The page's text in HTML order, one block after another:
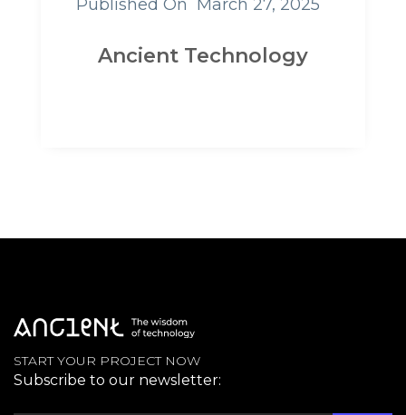
Published On March 27, 2025
Ancient Technology
START YOUR PROJECT NOW
Subscribe to our newsletter: